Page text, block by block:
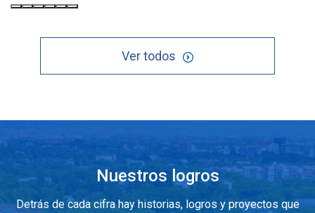
Ver todos
Nuestros logros
Detrás de cada cifra hay historias, logros y proyectos que